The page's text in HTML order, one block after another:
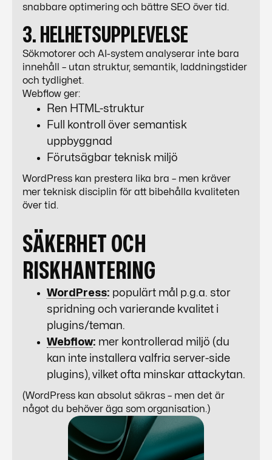
snabbare optimering och bättre SEO över tid.
3. HELHETSUPPLEVELSE
Sökmotorer och AI-system analyserar inte bara
innehåll – utan struktur, semantik, laddningstider
och tydlighet.
Webflow ger:
Ren HTML-struktur
Full kontroll över semantisk
uppbyggnad
Förutsägbar teknisk miljö
WordPress kan prestera lika bra – men kräver
mer teknisk disciplin för att bibehålla kvaliteten
över tid.
SÄKERHET OCH
RISKHANTERING
WordPress: populärt mål p.g.a. stor
spridning och varierande kvalitet i
plugins/teman.
Webflow: mer kontrollerad miljö (du
kan inte installera valfria server-side
plugins), vilket ofta minskar attackytan.
(WordPress kan absolut säkras – men det är
något du behöver äga som organisation.)